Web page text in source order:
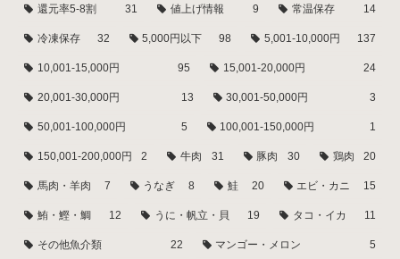
還元率5-8割 31 値上げ情報 9 常温保存 14
冷凍保存 32 5,000円以下 98 5,001-10,000円 137
10,001-15,000円 95 15,001-20,000円 24
20,001-30,000円 13 30,001-50,000円 3
50,001-100,000円 5 100,001-150,000円 1
150,001-200,000円 2 牛肉 31 豚肉 30 鶏肉 20
馬肉・羊肉 7 うなぎ 8 鮭 20 エビ・カニ 15
鮪・鰹・鯛 12 うに・帆立・貝 19 タコ・イカ 11
その他魚介類 22 マンゴー・メロン 5